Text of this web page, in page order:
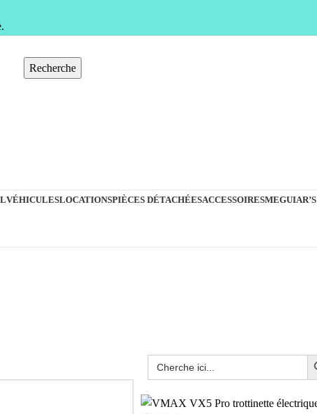
Recherche
VÉHICULESLOCATIONSPIÈCES DÉTACHÉESACCESSOIRESMEGUIAR’S